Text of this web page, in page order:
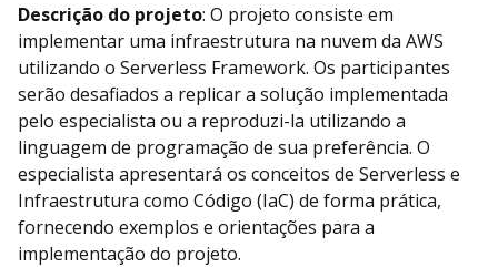
Descrição do projeto: O projeto consiste em
implementar uma infraestrutura na nuvem da AWS
utilizando o Serverless Framework. Os participantes
serão desafiados a replicar a solução implementada
pelo especialista ou a reproduzi-la utilizando a
linguagem de programação de sua preferência. O
especialista apresentará os conceitos de Serverless e
Infraestrutura como Código (IaC) de forma prática,
fornecendo exemplos e orientações para a
implementação do projeto.